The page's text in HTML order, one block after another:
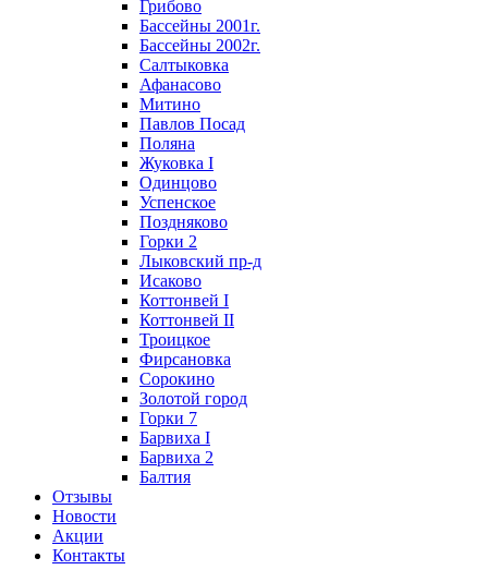
Грибово
Бассейны 2001г.
Бассейны 2002г.
Салтыковка
Афанасово
Митино
Павлов Посад
Поляна
Жуковка I
Одинцово
Успенское
Поздняково
Горки 2
Лыковский пр-д
Исаково
Коттонвей I
Коттонвей II
Троицкое
Фирсановка
Сорокино
Золотой город
Горки 7
Барвиха I
Барвиха 2
Балтия
Отзывы
Новости
Акции
Контакты